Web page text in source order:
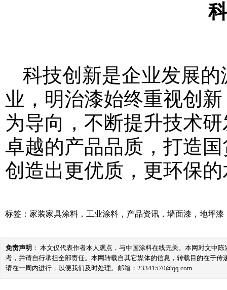
科技创新是企业发展
业，明治漆始终重视创
为导向，不断提升技术
卓越的产品品质，打造
创造出更优质，更环保
标签： 家装家具涂料 ， 工业涂料 ， 产品资讯 ， 墙面漆 ， 地坪漆
免责声明 ： 本文仅代表作者本人观点，与中国涂料在线无关。本网对文中
考，并请自行承担全部责任。本网转载自其它媒体的信息，转载目的在于
请在一周内进行，以便我们及时处理。邮箱：23341570@qq.com